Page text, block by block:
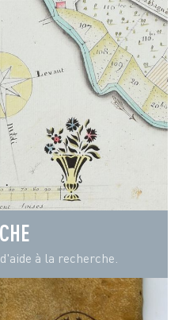
à la recherche.